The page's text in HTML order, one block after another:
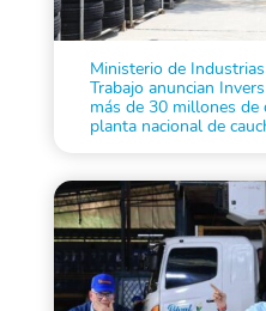
Ministerio de
Trabajo anuncian
más de 30 millones de
planta nacional de